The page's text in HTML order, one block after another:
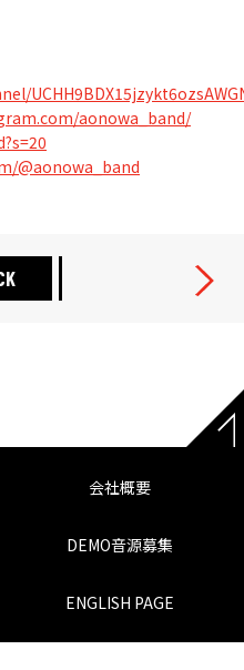
aonowa_band/
@aonowa_band
会社概要
DEMO音源募集
ENGLISH PAGE